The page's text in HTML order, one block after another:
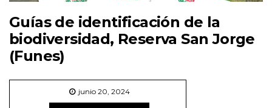
Guías de identificación de la
biodiversidad, Reserva San Jorge
(Funes)
junio 20, 2024